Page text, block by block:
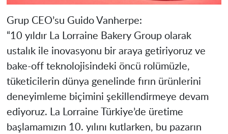
Grup CEO’su Guido Vanherpe:
“10 yıldır La Lorraine Bakery Group olarak
ustalık ile inovasyonu bir araya getiriyoruz ve
bake-off teknolojisindeki öncü rolümüzle,
tüketicilerin dünya genelinde fırın ürünlerini
deneyimleme biçimini şekillendirmeye devam
ediyoruz. La Lorraine Türkiye’de üretime
başlamamızın 10. yılını kutlarken, bu pazarın